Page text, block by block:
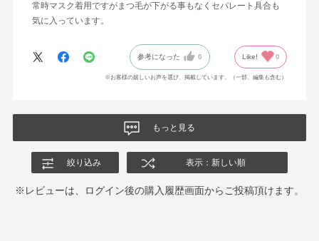
常時マスク着用ですがまつ毛が下がる事もなくセパレート具合も
気に入っています。
参考になった 0 Like! 0
※お客様の嬉しいお声を選び、掲載しています。（一部、編集も含む）
もっと見る
絞り込み 表示：新しい順
※レビューは、ログイン後の購入履歴画面からご投稿頂けます。